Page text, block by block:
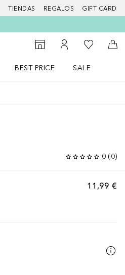
TIENDAS REGALOS GIFT CARD
Al Storefinder
Mi cuenta
Mi lista de
A
BEST PRICE
SALE
0 (0)
11,99 €